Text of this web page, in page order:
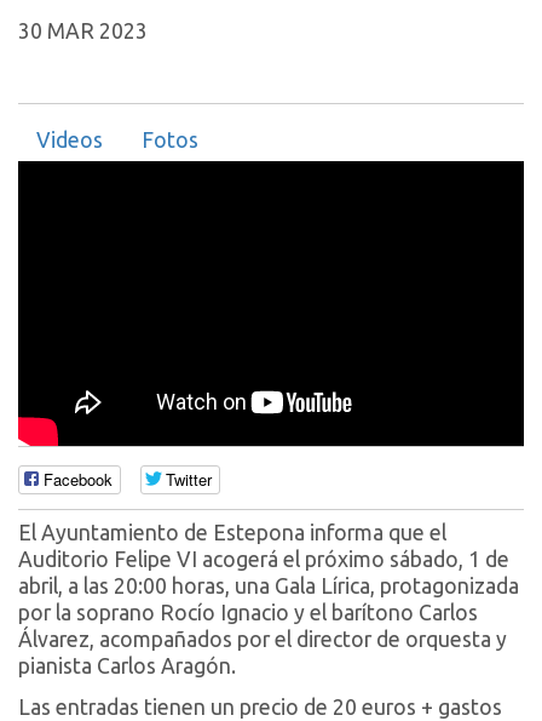
30 MAR 2023
Videos Fotos
Facebook Twitter
El Ayuntamiento de Estepona informa que el
Auditorio Felipe VI acogerá el próximo sábado, 1 de
abril, a las 20:00 horas, una Gala Lírica, protagonizada
por la soprano Rocío Ignacio y el barítono Carlos
Álvarez, acompañados por el director de orquesta y
pianista Carlos Aragón.
Las entradas tienen un precio de 20 euros + gastos